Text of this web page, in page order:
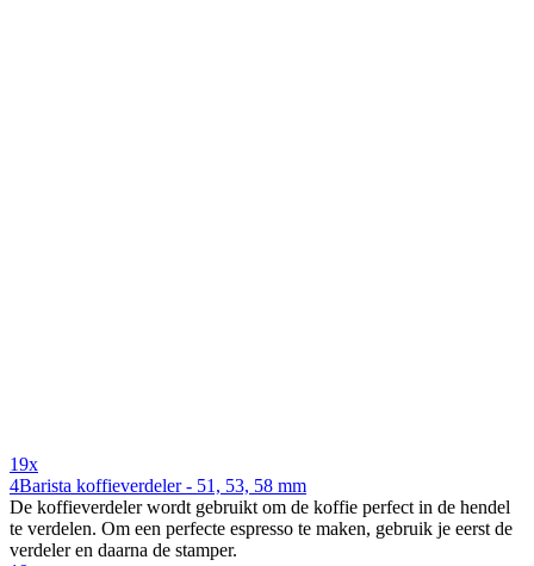
19x
4Barista koffieverdeler - 51, 53, 58 mm
De koffieverdeler wordt gebruikt om de koffie perfect in de hendel
te verdelen. Om een perfecte espresso te maken, gebruik je eerst de
verdeler en daarna de stamper.